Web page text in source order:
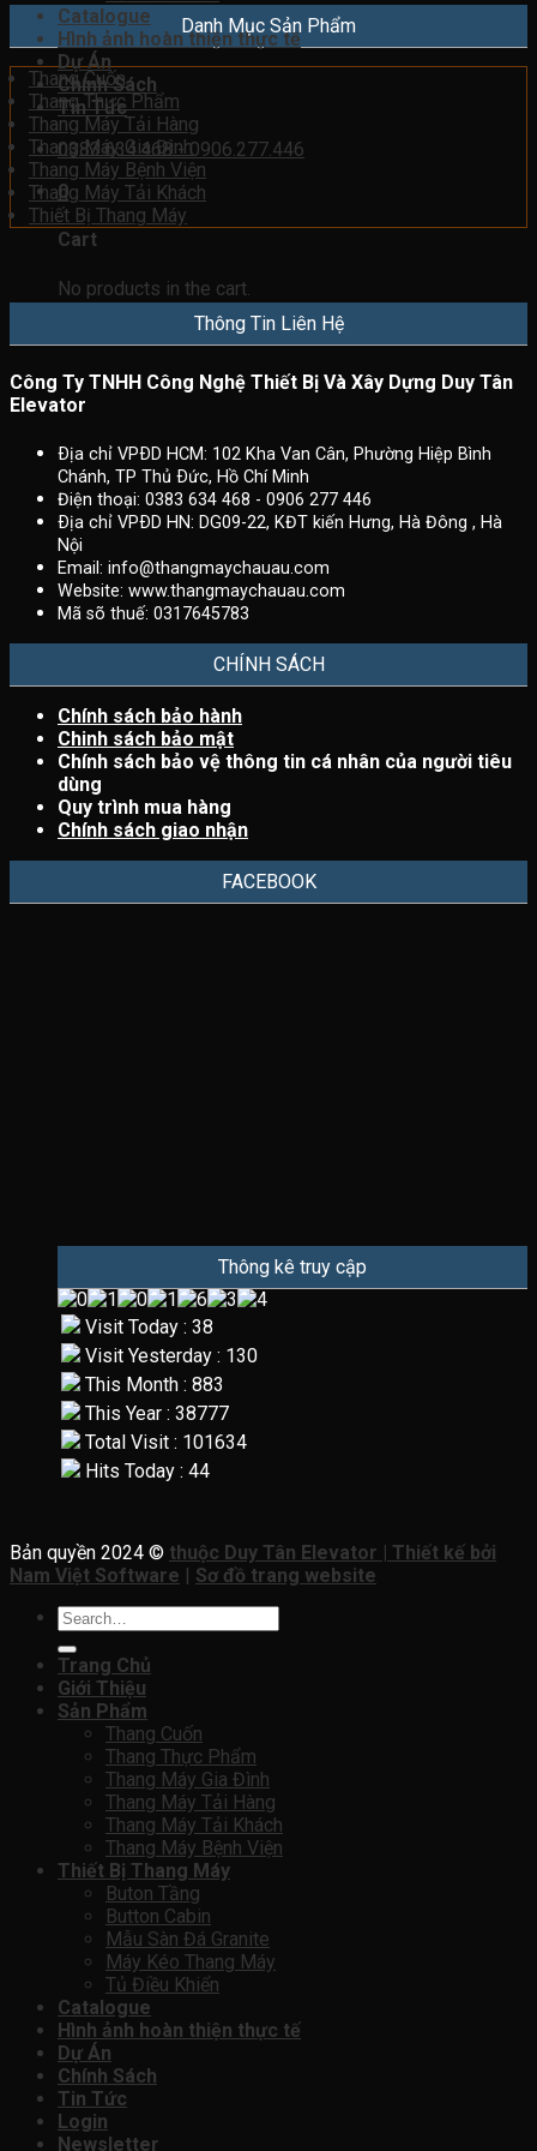
Catalogue
Hình ảnh hoàn thiện thực tế
Dự Án
Chính Sách
Tin Tức
0383.634.468 - 0906.277.446
0
Cart
No products in the cart.
Danh Mục Sản Phẩm
Thang Cuốn
Thang Thực Phẩm
Thang Máy Tải Hàng
Thang Máy Gia Đình
Thang Máy Bệnh Viện
Thang Máy Tải Khách
Thiết Bị Thang Máy
Thông Tin Liên Hệ
Công Ty TNHH Công Nghệ Thiết Bị Và Xây Dựng Duy Tân
Elevator
Ðịa chỉ VPÐD HCM: 102 Kha Van Cân, Phường Hiệp Bình
Chánh, TP Thủ Ðức, Hồ Chí Minh
Điện thoại: 0383 634 468 - 0906 277 446
Ðịa chỉ VPÐD HN: DG09-22, KĐT kiến Hưng, Hà Đông , Hà
Nội
Email: info@thangmaychauau.com
Website: www.thangmaychauau.com
Mã sõ thuế: 0317645783
CHÍNH SÁCH
Chính sách bảo hành
Chinh sách bảo mật
Chính sách bảo vệ thông tin cá nhân của người tiêu
dùng
Quy trình mua hàng
Chính sách giao nhận
FACEBOOK
Thông kê truy cập
Visit Today : 38
Visit Yesterday : 130
This Month : 883
This Year : 38777
Total Visit : 101634
Hits Today : 44
Bản quyền 2024 © thuộc Duy Tân Elevator | Thiết kế bởi
Nam Việt Software | Sơ đồ trang website
Search
for:
Trang Chủ
Giới Thiệu
Sản Phẩm
Thang Cuốn
Thang Thực Phẩm
Thang Máy Gia Đình
Thang Máy Tải Hàng
Thang Máy Tải Khách
Thang Máy Bệnh Viện
Thiết Bị Thang Máy
Buton Tầng
Button Cabin
Mẫu Sàn Đá Granite
Máy Kéo Thang Máy
Tủ Điều Khiển
Catalogue
Hình ảnh hoàn thiện thực tế
Dự Án
Chính Sách
Tin Tức
Login
Newsletter